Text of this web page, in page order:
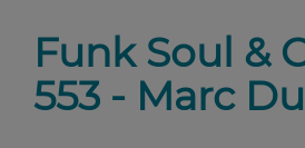
Funk Soul &
553 - Marc